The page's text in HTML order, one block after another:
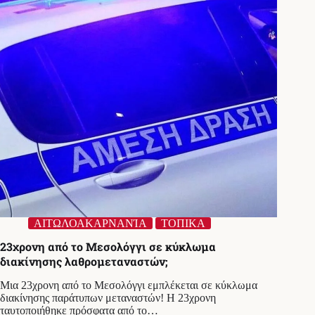
τις
αγνοούν
–
το
κοινωνικό
πείραμα
ΑΙΤΩΛΟΑΚΑΡΝΑΝΊΑ ΤΟΠΙΚΑ
23χρονη από το Μεσολόγγι σε κύκλωμα
διακίνησης λαθρομεταναστών;
Μια 23χρονη από το Μεσολόγγι εμπλέκεται σε κύκλωμα
διακίνησης παράτυπων μεταναστών! Η 23χρονη
ταυτοποιήθηκε πρόσφατα από το…